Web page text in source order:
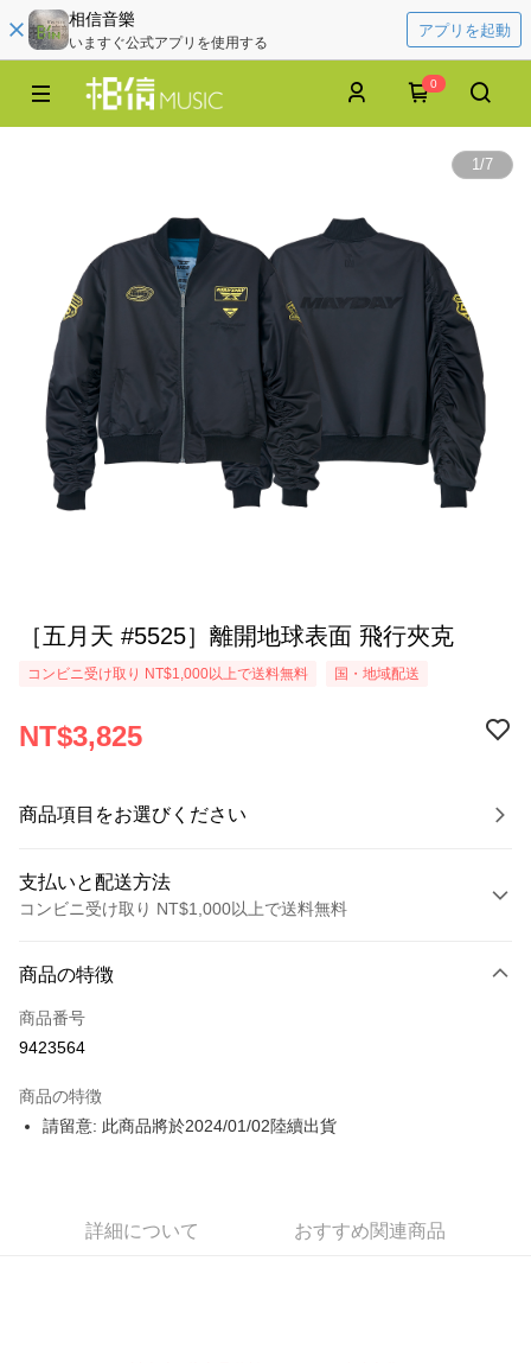
相信音樂
いますぐ公式アプリを使用する
アプリを起動
0
1/7
［五月天 #5525］離開地球表面 飛行夾克
コンビニ受け取り NT$1,000以上で送料無料 国・地域配送
NT$3,825
商品項目をお選びください
支払いと配送方法
コンビニ受け取り NT$1,000以上で送料無料
クレジットカード1回払い
コンビニ店頭代金引換
Apple Pay
商品の特徴
商品番号
9423564
商品の特徴
請留意: 此商品將於2024/01/02陸續出貨
詳細について おすすめ関連商品